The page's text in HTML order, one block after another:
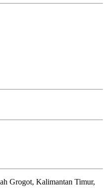
Grogot, Kalimantan Timur,